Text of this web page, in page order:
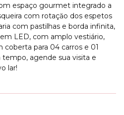
espaço gourmet integrado a
com rotaçăo dos espetos
com pastilhas e borda infinita,
LED, com amplo vestiário,
coberta para 04 carros e 01
tempo, agende sua visita e
lar!